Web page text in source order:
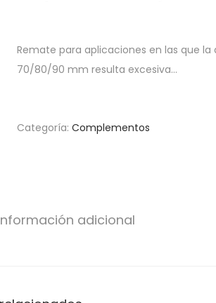
Remate para aplicaciones en las que
70/80/90 mm resulta excesiva…
Categoría: Complementos
adicional